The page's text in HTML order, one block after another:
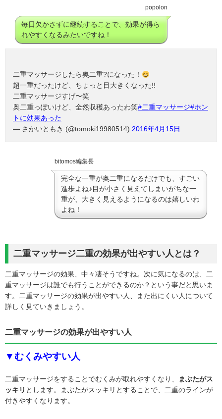
popolon
毎日欠かさずに継続することで、効果が得ら
れやすくなるみたいですね！
二重マッサージしたら奥二重?になった！
超一重だったけど、ちょっと目大きくなった!!
二重マッサージすげ〜笑
奥二重っぽいけど、全然収穫あったわ笑#二重マッサージ#ホン
トに効果あった
— さかいともき (@tomoki19980514) 2016年4月15日
bitomos編集長
完全な一重が奥二重になるだけでも、すごい
進歩よね♪目が小さく見えてしまいがちな一
重が、大きく見えるようになるのは嬉しいわ
よね！
二重マッサージ二重の効果が出やすい人とは？
二重マッサージの効果、中々凄そうですね。次に気になるのは、二
重マッサージは誰でも行うことができるのか？という事だと思いま
す。二重マッサージの効果が出やすい人、また出にくい人について
詳しく見ていきましょう。
二重マッサージの効果が出やすい人
▼むくみやすい人
二重マッサージをすることでむくみが取れやすくなり、
まぶたがス
ッキリ とします。まぶたがスッキリとすることで、二重のラインが
付きやすくなります。